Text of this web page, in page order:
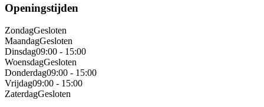
Openingstijden
ZondagGesloten
MaandagGesloten
Dinsdag09:00 - 15:00
WoensdagGesloten
Donderdag09:00 - 15:00
Vrijdag09:00 - 15:00
ZaterdagGesloten